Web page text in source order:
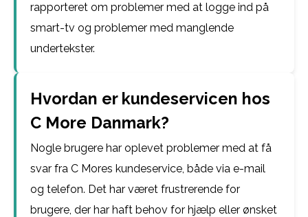
rapporteret om problemer med at logge ind på
smart-tv og problemer med manglende
undertekster.
Hvordan er kundeservicen hos
C More Danmark?
Nogle brugere har oplevet problemer med at få
svar fra C Mores kundeservice, både via e-mail
og telefon. Det har været frustrerende for
brugere, der har haft behov for hjælp eller ønsket